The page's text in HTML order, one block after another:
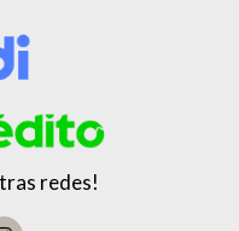
redes!